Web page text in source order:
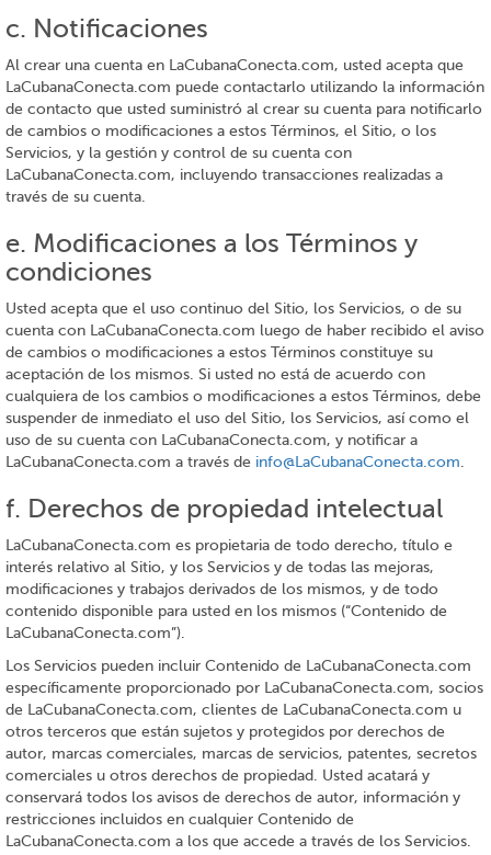
c. Notificaciones
Al crear una cuenta en LaCubanaConecta.com, usted acepta que
LaCubanaConecta.com puede contactarlo utilizando la información
de contacto que usted suministró al crear su cuenta para notificarlo
de cambios o modificaciones a estos Términos, el Sitio, o los
Servicios, y la gestión y control de su cuenta con
LaCubanaConecta.com, incluyendo transacciones realizadas a
través de su cuenta.
e. Modificaciones a los Términos y
condiciones
Usted acepta que el uso continuo del Sitio, los Servicios, o de su
cuenta con LaCubanaConecta.com luego de haber recibido el aviso
de cambios o modificaciones a estos Términos constituye su
aceptación de los mismos. Si usted no está de acuerdo con
cualquiera de los cambios o modificaciones a estos Términos, debe
suspender de inmediato el uso del Sitio, los Servicios, así como el
uso de su cuenta con LaCubanaConecta.com, y notificar a
LaCubanaConecta.com a través de info@LaCubanaConecta.com.
f. Derechos de propiedad intelectual
LaCubanaConecta.com es propietaria de todo derecho, título e
interés relativo al Sitio, y los Servicios y de todas las mejoras,
modificaciones y trabajos derivados de los mismos, y de todo
contenido disponible para usted en los mismos (“Contenido de
LaCubanaConecta.com”).
Los Servicios pueden incluir Contenido de LaCubanaConecta.com
específicamente proporcionado por LaCubanaConecta.com, socios
de LaCubanaConecta.com, clientes de LaCubanaConecta.com u
otros terceros que están sujetos y protegidos por derechos de
autor, marcas comerciales, marcas de servicios, patentes, secretos
comerciales u otros derechos de propiedad. Usted acatará y
conservará todos los avisos de derechos de autor, información y
restricciones incluidos en cualquier Contenido de
LaCubanaConecta.com a los que accede a través de los Servicios.